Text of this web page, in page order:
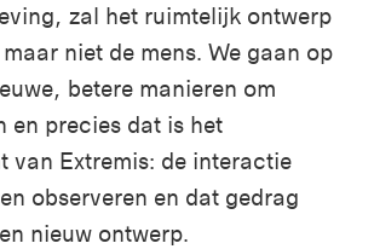
zal het ruimtelijk ontwerp
niet de mens. We gaan op
betere manieren om
en precies dat is het
van Extremis: de interactie
observeren en dat gedrag
nieuw ontwerp.